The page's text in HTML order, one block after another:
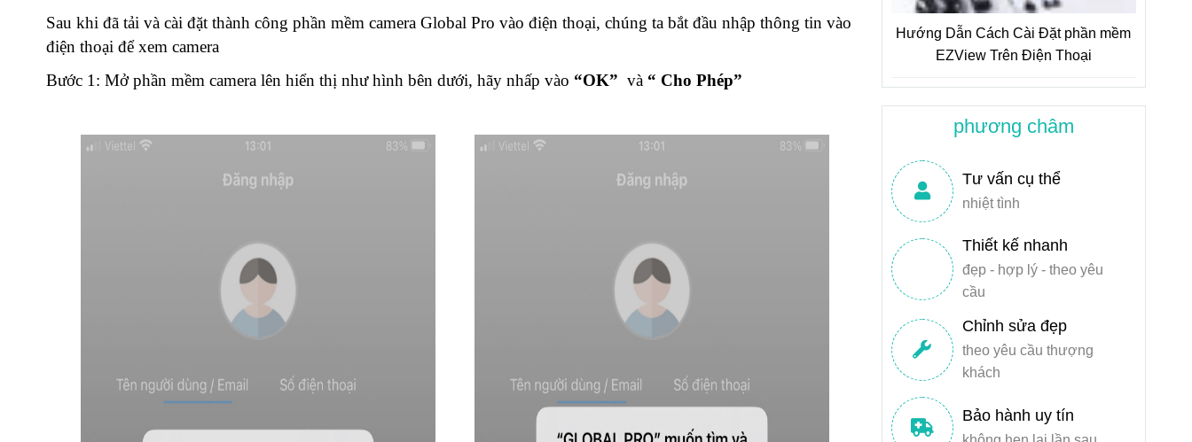
Sau khi đã tải và cài đặt thành công phần mềm camera Global Pro vào điện thoại, chúng ta bắt đầu nhập thông tin vào
điện thoại để xem camera
Bước 1: Mở phần mềm camera lên hiển thị như hình bên dưới, hãy nhấp vào “OK” và “ Cho Phép”
Hướng Dẫn Cách Cài Đặt phần mềm
EZView Trên Điện Thoại
phương châm
Tư vấn cụ thể
nhiệt tình
Thiết kế nhanh
đẹp - hợp lý - theo yêu
cầu
Chỉnh sửa đẹp
theo yêu cầu thượng
khách
Bảo hành uy tín